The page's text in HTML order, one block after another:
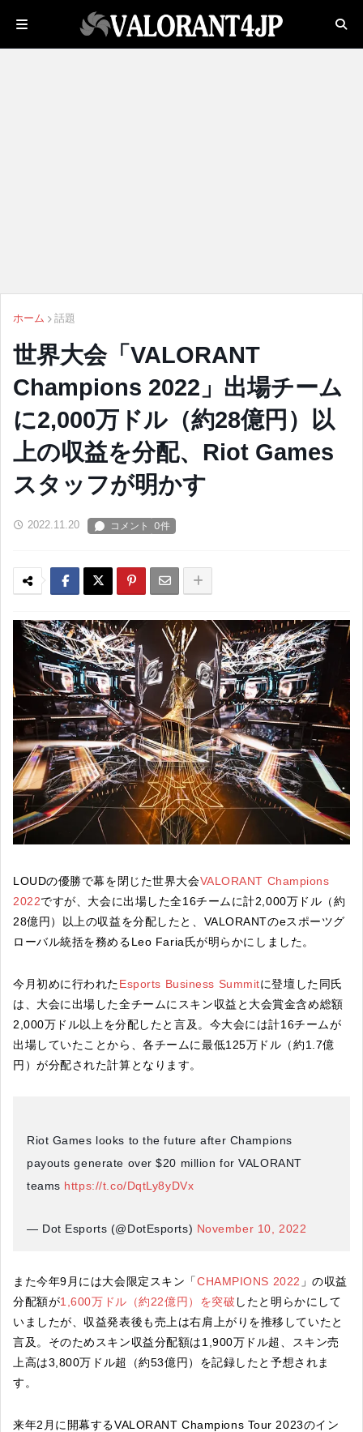
ホーム 話題
世界大会「VALORANT
Champions 2022」出場チーム
に2,000万ドル（約28億円）以
上の収益を分配、Riot Games
スタッフが明かす
2022.11.20
LOUDの優勝で幕を閉じた世界大会VALORANT Champions
2022ですが、大会に出場した全16チームに計2,000万ドル（約
28億円）以上の収益を分配したと、VALORANTのeスポーツグ
ローバル統括を務めるLeo Faria氏が明らかにしました。
今月初めに行われたEsports Business Summitに登壇した同氏
は、大会に出場した全チームにスキン収益と大会賞金含め総額
2,000万ドル以上を分配したと言及。今大会には計16チームが
出場していたことから、各チームに最低125万ドル（約1.7億
円）が分配された計算となります。
Riot Games looks to the future after Champions
payouts generate over $20 million for VALORANT
teams https://t.co/DqtLy8yDVx
— Dot Esports (@DotEsports) November 10, 2022
また今年9月には大会限定スキン「CHAMPIONS 2022 」の収益
分配額が1,600万ドル（約22億円）を突破 したと明らかにして
いましたが、収益発表後も売上は右肩上がりを推移していたと
言及。そのためスキン収益分配額は1,900万ドル超、スキン売
上高は3,800万ドル超（約53億円）を記録したと予想されま
す。
来年2月に開幕するVALORANT Champions Tour 2023のイン